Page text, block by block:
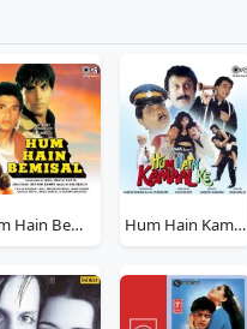
Hum Hain Bemisal Hum Hain Kamaal Ke